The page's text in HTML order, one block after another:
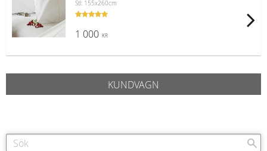
Stl: 155x260cm
1 000 KR
KUNDVAGN